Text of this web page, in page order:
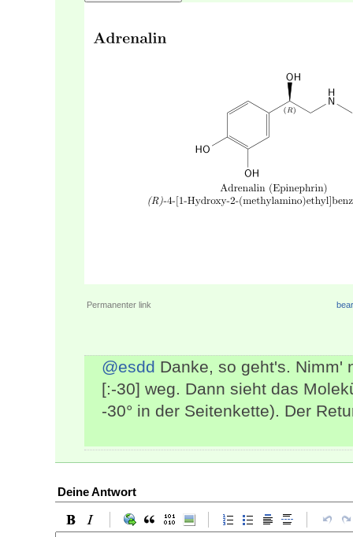
Permanenter link
@esdd Danke, so geht's. Nimm'
[:-30] weg. Dann sieht das
-30° in der Seitenkette). Der
Deine Antwort